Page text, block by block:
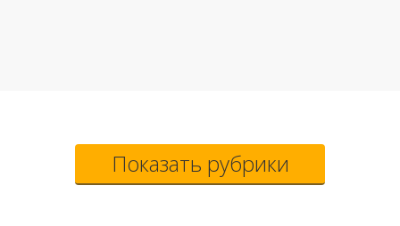
Показать рубрики